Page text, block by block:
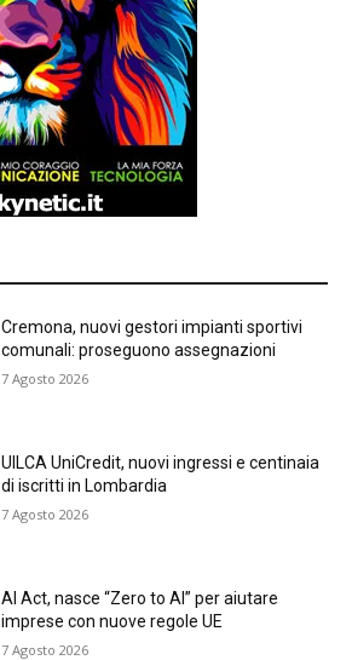
Cremona, nuovi gestori impianti sportivi
comunali: proseguono assegnazioni
7 Agosto 2026
UILCA UniCredit, nuovi ingressi e centinaia
di iscritti in Lombardia
7 Agosto 2026
AI Act, nasce “Zero to AI” per aiutare
imprese con nuove regole UE
7 Agosto 2026